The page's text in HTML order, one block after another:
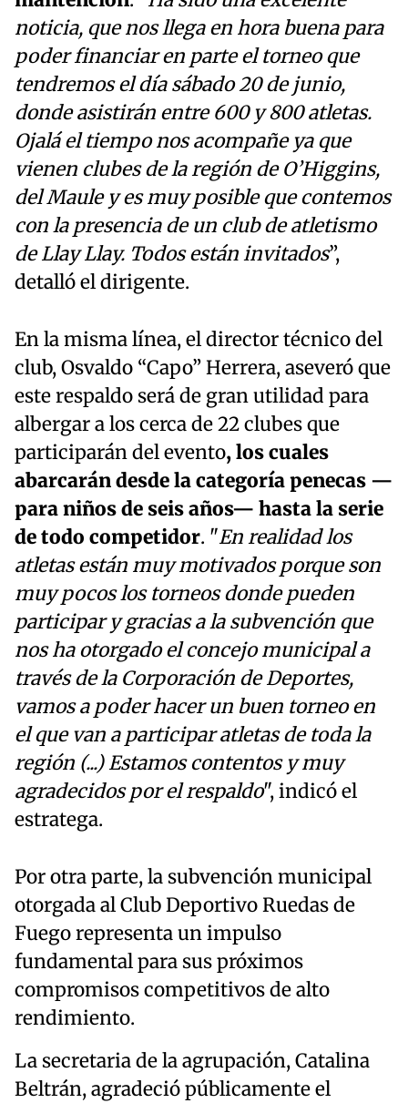
noticia, que nos llega en hora buena para
poder financiar en parte el torneo que
tendremos el día sábado 20 de junio,
donde asistirán entre 600 y 800 atletas.
Ojalá el tiempo nos acompañe ya que
vienen clubes de la región de O’Higgins,
del Maule y es muy posible que contemos
con la presencia de un club de atletismo
de Llay Llay. Todos están invitados”,
detalló el dirigente.
En la misma línea, el director técnico del
club, Osvaldo “Capo” Herrera, aseveró que
este respaldo será de gran utilidad para
albergar a los cerca de 22 clubes que
participarán del evento, los cuales
abarcarán desde la categoría penecas —
para niños de seis años— hasta la serie
de todo competidor. "En realidad los
atletas están muy motivados porque son
muy pocos los torneos donde pueden
participar y gracias a la subvención que
nos ha otorgado el concejo municipal a
través de la Corporación de Deportes,
vamos a poder hacer un buen torneo en
el que van a participar atletas de toda la
región (...) Estamos contentos y muy
agradecidos por el respaldo", indicó el
estratega.
Por otra parte, la subvención municipal
otorgada al Club Deportivo Ruedas de
Fuego representa un impulso
fundamental para sus próximos
compromisos competitivos de alto
rendimiento.
La secretaria de la agrupación, Catalina
Beltrán, agradeció públicamente el